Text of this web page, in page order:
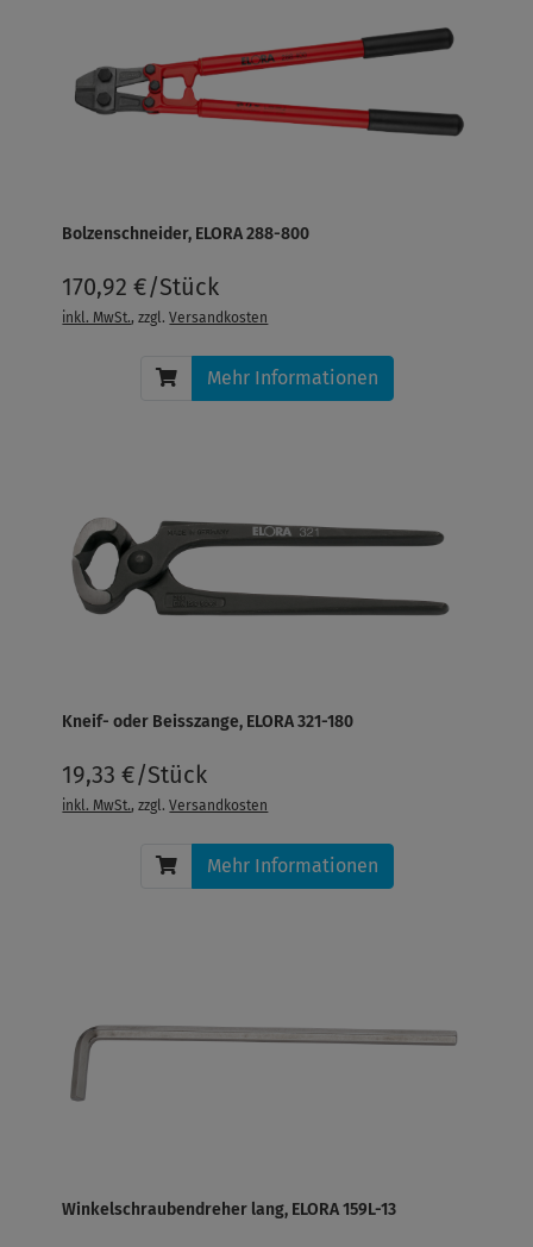
Bolzenschneider, ELORA 288-800
170,92 €/Stück
inkl. MwSt., zzgl.Versandkosten
Mehr Informationen
Kneif- oder Beisszange, ELORA 321-180
19,33 €/Stück
inkl. MwSt., zzgl.Versandkosten
Mehr Informationen
Winkelschraubendreher lang, ELORA 159L-13